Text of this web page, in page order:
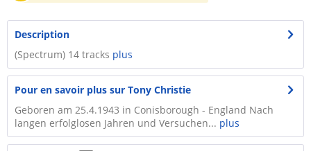
Description
(Spectrum) 14 tracks plus
Pour en savoir plus sur Tony Christie
Geboren am 25.4.1943 in Conisborough - England Nach
langen erfolglosen Jahren und Versuchen... plus